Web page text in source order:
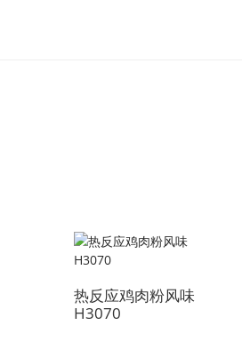
热反应鸡肉粉风味
H3070